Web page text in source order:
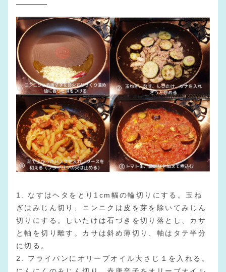
1. なすはヘタをとり1cm幅の輪切りにする。玉ね
ぎはみじん切り、ニンニクは皮を芽を除いてみじん
切りにする。しいたけは石づきを切り落とし、カサ
と軸を切り離す。カサは斜め薄切り、軸はタテ半分
に切る。
2. フライパンにオリーブオイル大さじ１を入れる。